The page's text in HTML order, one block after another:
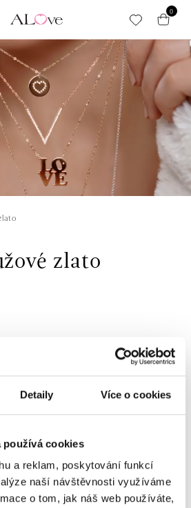
Detaily Více o cookies
používá cookies
a reklam, poskytování funkcí
naší návštěvnosti využíváme
o tom, jak náš web používáte,
0
zlato